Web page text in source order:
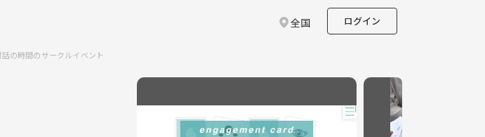
全国 ログイン
の時間のサークルイベント